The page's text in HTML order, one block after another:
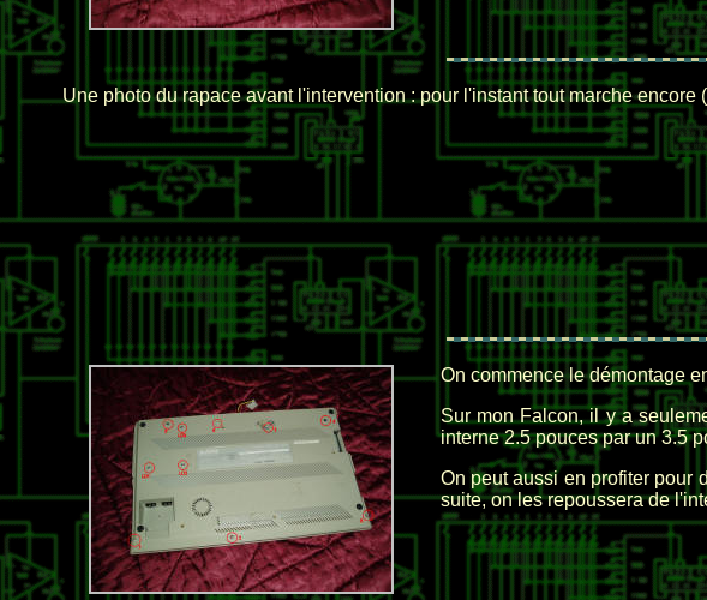
Une photo du rapace avant l'intervention : pour l'instant tout marche encore
On commence le démontage
Sur mon Falcon, il y a
interne 2.5 pouces par un 3.5
On peut aussi en profiter pour
suite, on les repoussera de